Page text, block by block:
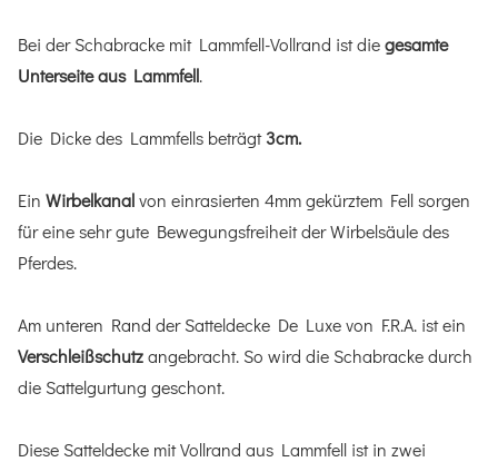
Bei der Schabracke mit Lammfell-Vollrand ist diegesamte
Unterseite aus Lammfell.
Die Dicke des Lammfells beträgt3cm.
Ein Wirbelkanalvon einrasierten 4mm gekürztem Fell sorgen
für eine sehr gute Bewegungsfreiheit der Wirbelsäule des
Pferdes.
Am unteren Rand der Satteldecke De Luxe von F.R.A. ist ein
Verschleißschutzangebracht. So wird die Schabracke durch
die Sattelgurtung geschont.
Diese Satteldecke mit Vollrand aus Lammfell ist in zwei